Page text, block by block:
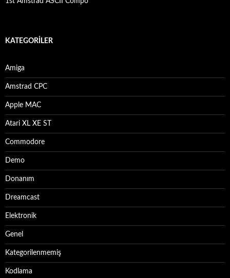
KATEGORILER
Amiga
Amstrad CPC
Apple MAC
Atari XL XE ST
Commodore
Demo
Donanım
Dreamcast
Elektronik
Genel
Kategorilenmemiş
Kodlama